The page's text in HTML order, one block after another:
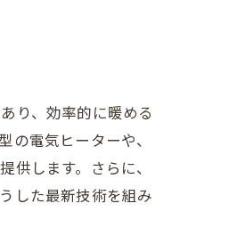
り、効率的に暖める
電気ヒーターや、
します。さらに、
した最新技術を組み